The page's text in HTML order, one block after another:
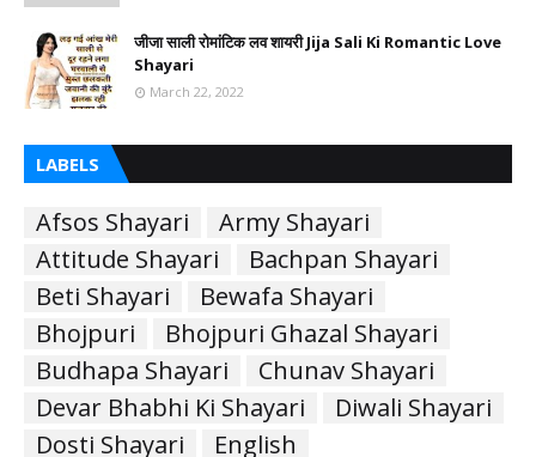
जीजा साली रोमांटिक लव शायरी Jija Sali Ki Romantic Love
Shayari
March 22, 2022
LABELS
Afsos Shayari
Army Shayari
Attitude Shayari
Bachpan Shayari
Beti Shayari
Bewafa Shayari
Bhojpuri
Bhojpuri Ghazal Shayari
Budhapa Shayari
Chunav Shayari
Devar Bhabhi Ki Shayari
Diwali Shayari
Dosti Shayari
English